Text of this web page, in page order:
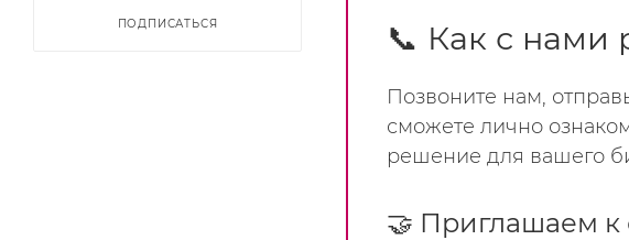
📞 Как с нами
Позвоните нам,
сможете лично
решение для вашего
🤝 Приглашаем к
ПОДПИСАТЬСЯ